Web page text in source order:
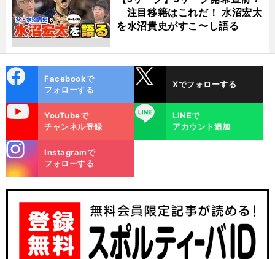
注目移籍はこれだ！ 水沼宏太
を水沼貴史がすこ〜し語る
ok
Facebookで
フォローする
Xでフォローする
YouTubeで
チャンネル登録
LINE
LINEで
アカウント追加
m
Instagramで
フォローする